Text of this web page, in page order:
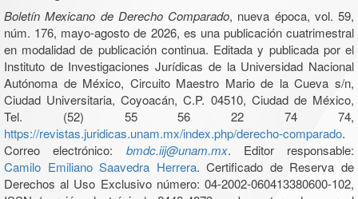
Boletín Mexicano de Derecho Comparado, nueva época, vol. 59,
núm. 176, mayo-agosto de 2026, es una publicación cuatrimestral
en modalidad de publicación continua. Editada y publicada por el
Instituto de Investigaciones Jurídicas de la Universidad Nacional
Autónoma de México, Circuito Maestro Mario de la Cueva s/n,
Ciudad Universitaria, Coyoacán, C.P. 04510, Ciudad de México,
Tel. (52) 55 56 22 74 74,
https://revistas.juridicas.unam.mx/index.php/derecho-comparado.
Correo electrónico: bmdc.iij@unam.mx. Editor responsable:
Camilo Emiliano Saavedra Herrera. Certificado de Reserva de
Derechos al Uso Exclusivo número: 04-2002-060413380600-102,